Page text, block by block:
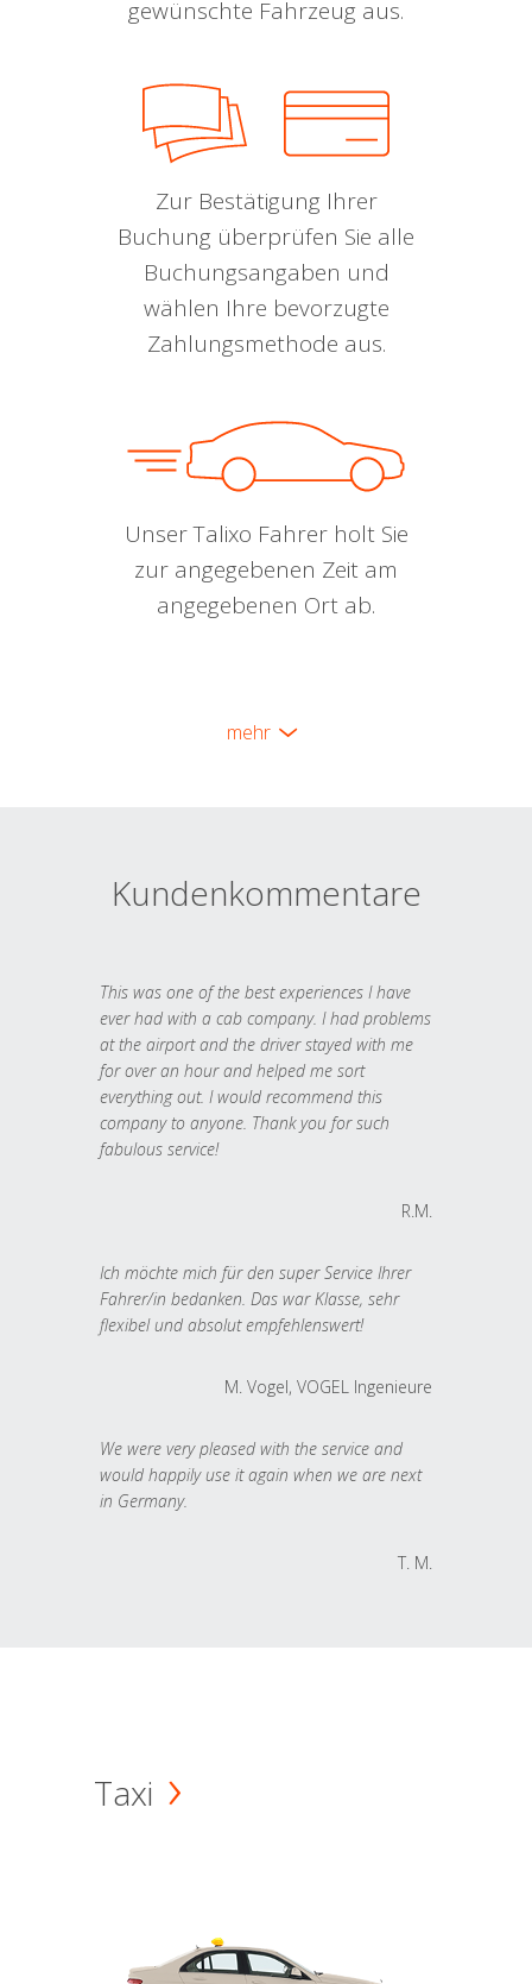
gewünschte Fahrzeug aus.
Zur Bestätigung Ihrer
Buchung überprüfen Sie alle
Buchungsangaben und
wählen Ihre bevorzugte
Zahlungsmethode aus.
Unser Talixo Fahrer holt Sie
zur angegebenen Zeit am
angegebenen Ort ab.
mehr
Kundenkommentare
This was one of the best experiences I have
ever had with a cab company. I had problems
at the airport and the driver stayed with me
for over an hour and helped me sort
everything out. I would recommend this
company to anyone. Thank you for such
fabulous service!
R.M.
Ich möchte mich für den super Service Ihrer
Fahrer/in bedanken. Das war Klasse, sehr
flexibel und absolut empfehlenswert!
M. Vogel, VOGEL Ingenieure
We were very pleased with the service and
would happily use it again when we are next
in Germany.
T. M.
Taxi